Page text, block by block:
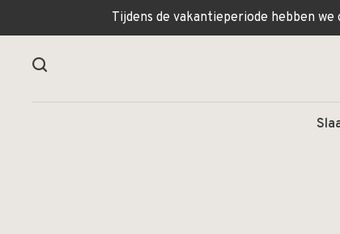
Tijdens de vakantieperiode hebben